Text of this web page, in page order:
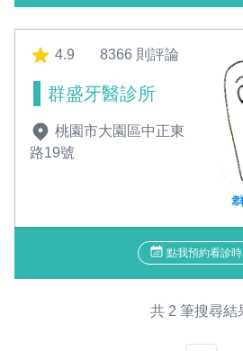
4.9 8366 則評論
群盛牙醫診所
桃園市大園區中正東
路19號
點我預約看診
共 2 筆搜尋結